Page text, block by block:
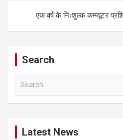
एक वर्ष के निःशुल्क कम्प्यूटर
Search
Latest News